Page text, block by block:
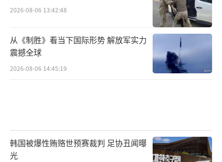
2026-08-06 13:42:48
从《制胜》看当下国际形势 解放军实力
震撼全球
2026-08-06 14:45:19
韩国被爆性贿赂世预赛裁判 足协丑闻曝
光